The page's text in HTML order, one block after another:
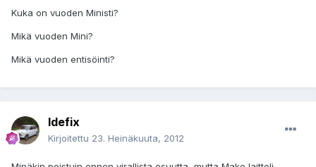
Kuka on vuoden Ministi?
Mikä vuoden Mini?
Mikä vuoden entisöinti?
Idefix
Kirjoitettu 23. Heinäkuuta, 2012